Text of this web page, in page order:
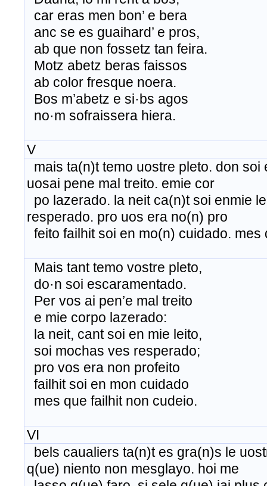
car eras men bon’ e bera
anc se es guaihard’ e pros,
ab que non fossetz tan feira.
Motz abetz beras faissos
ab color fresque noera.
Bos m’abetz e si·bs agos
no·m sofraissera hiera.
V
mais ta(n)t temo uostre pleto. don
uosai pene mal treito. emie cor
po lazerado. la neit ca(n)t soi enmie
resperado. pro uos era no(n) pro
feito failhit soi en mo(n) cuidado.
Mais tant temo vostre pleto,
do·n soi escaramentado.
Per vos ai pen’e mal treito
e mie corpo lazerado:
la neit, cant soi en mie leito,
soi mochas ves resperado;
pro vos era non profeito
failhit soi en mon cuidado
mes que failhit non cudeio.
VI
bels caualiers ta(n)t es gra(n)s le
q(ue) niento non mesglayo. hoi me